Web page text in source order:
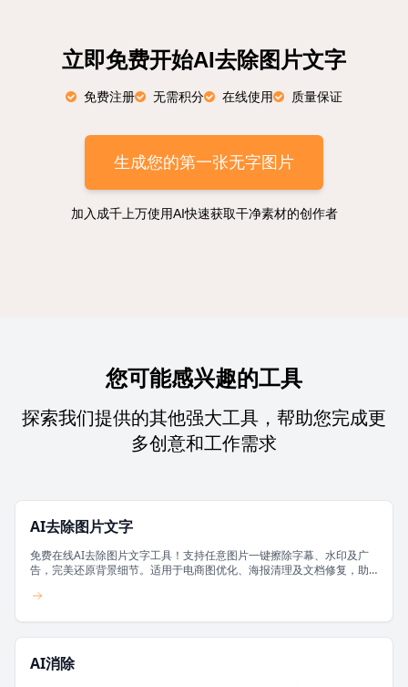
立即免费开始AI去除图片文字
免费注册 无需积分 在线使用 质量保证
生成您的第一张无字图片
加入成千上万使用AI快速获取干净素材的创作者
您可能感兴趣的工具
探索我们提供的其他强大工具，帮助您完成更
多创意和工作需求
AI去除图片文字
免费在线AI去除图片文字工具！支持任意图片一键擦除字幕、水印及广
告，完美还原背景细节。适用于电商图优化、海报清理及文档修复，助
AI消除